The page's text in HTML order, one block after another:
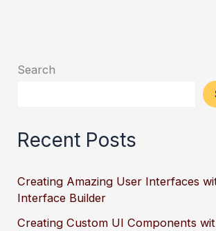
Search
Recent Posts
Creating Amazing User Interfaces
Interface Builder
Creating Custom UI Components